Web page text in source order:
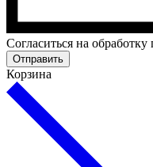
Cогласиться на
Отправить
Корзина